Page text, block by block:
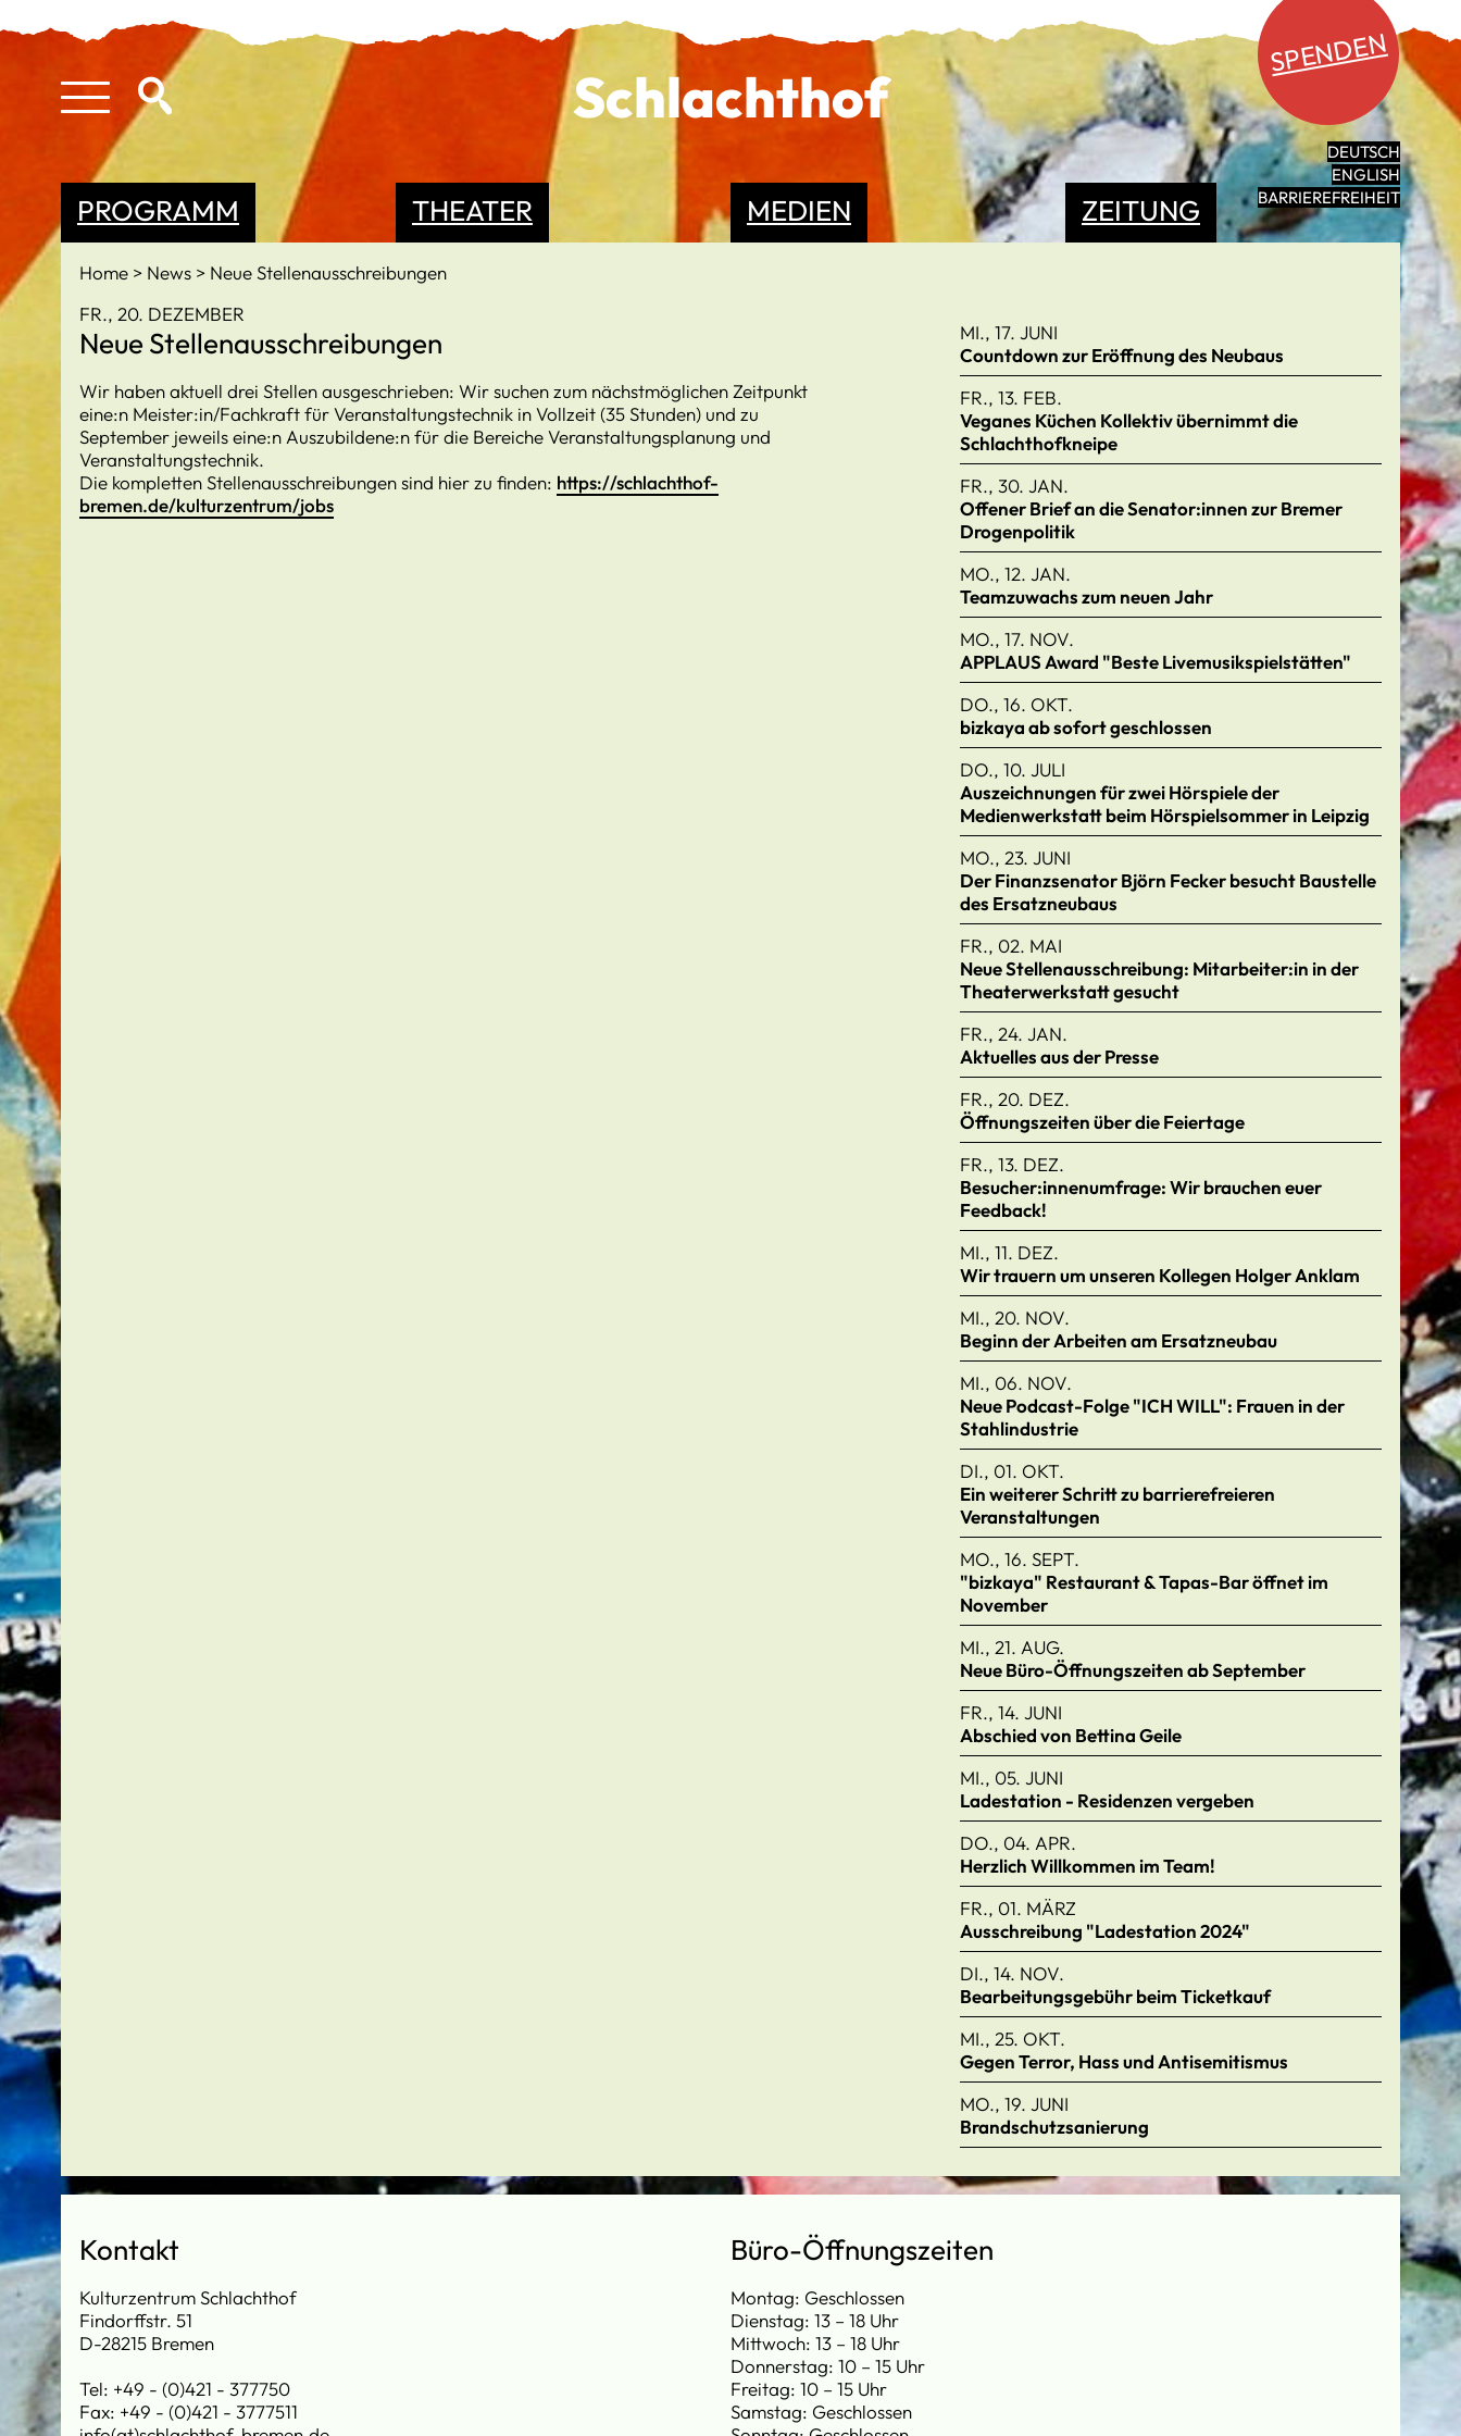
Schlachthof
SPENDEN
DEUTSCH
ENGLISH
BARRIEREFREIHEIT
PROGRAMM THEATER MEDIEN ZEITUNG
Home News
Neue Stellenausschreibungen
FR., 20. DEZEMBER
Neue Stellenausschreibungen
Wir haben aktuell drei Stellen ausgeschrieben: Wir suchen zum nächstmöglichen Zeitpunkt
eine:n Meister:in/Fachkraft für Veranstaltungstechnik in Vollzeit (35 Stunden) und zu
September jeweils eine:n Auszubildene:n für die Bereiche Veranstaltungsplanung und
Veranstaltungstechnik.
Die kompletten Stellenausschreibungen sind hier zu finden: https://schlachthof-
bremen.de/kulturzentrum/jobs
MI., 17. JUNI
Countdown zur Eröffnung des Neubaus
FR., 13. FEB.
Veganes Küchen Kollektiv übernimmt die
Schlachthofkneipe
FR., 30. JAN.
Offener Brief an die Senator:innen zur Bremer
Drogenpolitik
MO., 12. JAN.
Teamzuwachs zum neuen Jahr
MO., 17. NOV.
APPLAUS Award "Beste Livemusikspielstätten"
DO., 16. OKT.
bizkaya ab sofort geschlossen
DO., 10. JULI
Auszeichnungen für zwei Hörspiele der
Medienwerkstatt beim Hörspielsommer in Leipzig
MO., 23. JUNI
Der Finanzsenator Björn Fecker besucht Baustelle
des Ersatzneubaus
FR., 02. MAI
Neue Stellenausschreibung: Mitarbeiter:in in der
Theaterwerkstatt gesucht
FR., 24. JAN.
Aktuelles aus der Presse
FR., 20. DEZ.
Öffnungszeiten über die Feiertage
FR., 13. DEZ.
Besucher:innenumfrage: Wir brauchen euer
Feedback!
MI., 11. DEZ.
Wir trauern um unseren Kollegen Holger Anklam
MI., 20. NOV.
Beginn der Arbeiten am Ersatzneubau
MI., 06. NOV.
Neue Podcast-Folge "ICH WILL": Frauen in der
Stahlindustrie
DI., 01. OKT.
Ein weiterer Schritt zu barrierefreieren
Veranstaltungen
MO., 16. SEPT.
"bizkaya" Restaurant & Tapas-Bar öffnet im
November
MI., 21. AUG.
Neue Büro-Öffnungszeiten ab September
FR., 14. JUNI
Abschied von Bettina Geile
MI., 05. JUNI
Ladestation - Residenzen vergeben
DO., 04. APR.
Herzlich Willkommen im Team!
FR., 01. MÄRZ
Ausschreibung "Ladestation 2024"
DI., 14. NOV.
Bearbeitungsgebühr beim Ticketkauf
MI., 25. OKT.
Gegen Terror, Hass und Antisemitismus
MO., 19. JUNI
Brandschutzsanierung
Kontakt
Kulturzentrum Schlachthof
Findorffstr. 51
D-28215 Bremen
Tel: +49 - (0)421 - 377750
Fax: +49 - (0)421 - 3777511
Büro-Öffnungszeiten
Montag: Geschlossen
Dienstag: 13 – 18 Uhr
Mittwoch: 13 – 18 Uhr
Donnerstag: 10 – 15 Uhr
Freitag: 10 – 15 Uhr
Samstag: Geschlossen